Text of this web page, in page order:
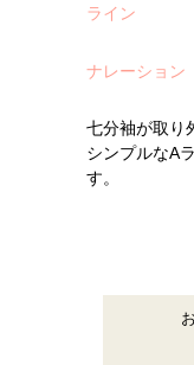
ライン
ナレーション
七分袖が取り
シンプルなA
す。